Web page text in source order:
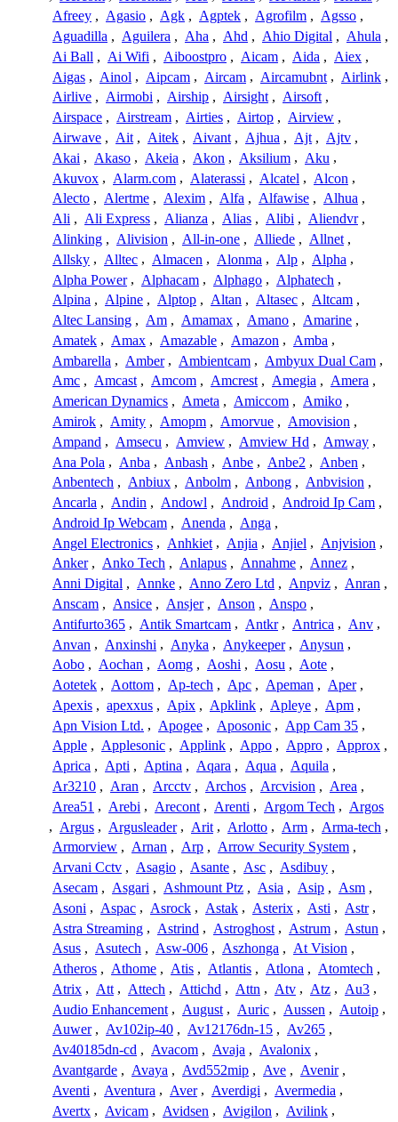
Afreey , Agasio , Agk , Agptek , Agrofilm , Agsso ,
Aguadilla , Aguilera , Aha , Ahd , Ahio Digital , Ahula ,
Ai Ball , Ai Wifi , Aiboostpro , Aicam , Aida , Aiex ,
Aigas , Ainol , Aipcam , Aircam , Aircamubnt , Airlink ,
Airlive , Airmobi , Airship , Airsight , Airsoft ,
Airspace , Airstream , Airties , Airtop , Airview ,
Airwave , Ait , Aitek , Aivant , Ajhua , Ajt , Ajtv ,
Akai , Akaso , Akeia , Akon , Aksilium , Aku ,
Akuvox , Alarm.com , Alaterassi , Alcatel , Alcon ,
Alecto , Alertme , Alexim , Alfa , Alfawise , Alhua ,
Ali , Ali Express , Alianza , Alias , Alibi , Aliendvr ,
Alinking , Alivision , All-in-one , Alliede , Allnet ,
Allsky , Alltec , Almacen , Alonma , Alp , Alpha ,
Alpha Power , Alphacam , Alphago , Alphatech ,
Alpina , Alpine , Alptop , Altan , Altasec , Altcam ,
Altec Lansing , Am , Amamax , Amano , Amarine ,
Amatek , Amax , Amazable , Amazon , Amba ,
Ambarella , Amber , Ambientcam , Ambyux Dual Cam ,
Amc , Amcast , Amcom , Amcrest , Amegia , Amera ,
American Dynamics , Ameta , Amiccom , Amiko ,
Amirok , Amity , Amopm , Amorvue , Amovision ,
Ampand , Amsecu , Amview , Amview Hd , Amway ,
Ana Pola , Anba , Anbash , Anbe , Anbe2 , Anben ,
Anbentech , Anbiux , Anbolm , Anbong , Anbvision ,
Ancarla , Andin , Andowl , Android , Android Ip Cam ,
Android Ip Webcam , Anenda , Anga ,
Angel Electronics , Anhkiet , Anjia , Anjiel , Anjvision ,
Anker , Anko Tech , Anlapus , Annahme , Annez ,
Anni Digital , Annke , Anno Zero Ltd , Anpviz , Anran ,
Anscam , Ansice , Ansjer , Anson , Anspo ,
Antifurto365 , Antik Smartcam , Antkr , Antrica , Anv ,
Anvan , Anxinshi , Anyka , Anykeeper , Anysun ,
Aobo , Aochan , Aomg , Aoshi , Aosu , Aote ,
Aotetek , Aottom , Ap-tech , Apc , Apeman , Aper ,
Apexis , apexxus , Apix , Apklink , Apleye , Apm ,
Apn Vision Ltd. , Apogee , Aposonic , App Cam 35 ,
Apple , Applesonic , Applink , Appo , Appro , Approx ,
Aprica , Apti , Aptina , Aqara , Aqua , Aquila ,
Ar3210 , Aran , Arcctv , Archos , Arcvision , Area ,
Area51 , Arebi , Arecont , Arenti , Argom Tech , Argos
, Argus , Argusleader , Arit , Arlotto , Arm , Arma-tech ,
Armorview , Arnan , Arp , Arrow Security System ,
Arvani Cctv , Asagio , Asante , Asc , Asdibuy ,
Asecam , Asgari , Ashmount Ptz , Asia , Asip , Asm ,
Asoni , Aspac , Asrock , Astak , Asterix , Asti , Astr ,
Astra Streaming , Astrind , Astroghost , Astrum , Astun ,
Asus , Asutech , Asw-006 , Aszhonga , At Vision ,
Atheros , Athome , Atis , Atlantis , Atlona , Atomtech ,
Atrix , Att , Attech , Attichd , Attn , Atv , Atz , Au3 ,
Audio Enhancement , August , Auric , Aussen , Autoip ,
Auwer , Av102ip-40 , Av12176dn-15 , Av265 ,
Av40185dn-cd , Avacom , Avaja , Avalonix ,
Avantgarde , Avaya , Avd552mip , Ave , Avenir ,
Aventi , Aventura , Aver , Averdigi , Avermedia ,
Avertx , Avicam , Avidsen , Avigilon , Avilink ,